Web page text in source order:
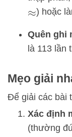
≈ ) hoặc
Quên ghi
là 113 lần
Mẹo giải
Để giải các bài
Xác định
(thường